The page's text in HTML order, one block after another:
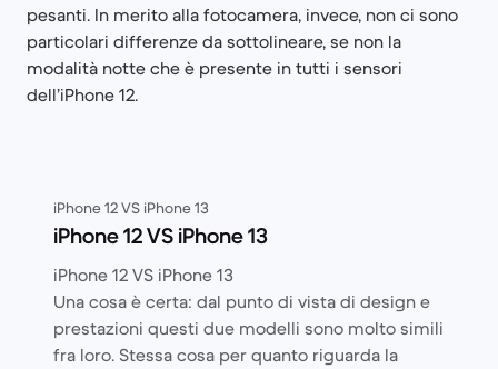
pesanti. In merito alla fotocamera, invece, non ci sono
particolari differenze da sottolineare, se non la
modalità notte che è presente in tutti i sensori
dell’iPhone 12.
iPhone 12 VS iPhone 13
iPhone 12 VS iPhone 13
iPhone 12 VS iPhone 13
Una cosa è certa: dal punto di vista di design e
prestazioni questi due modelli sono molto simili
fra loro. Stessa cosa per quanto riguarda la